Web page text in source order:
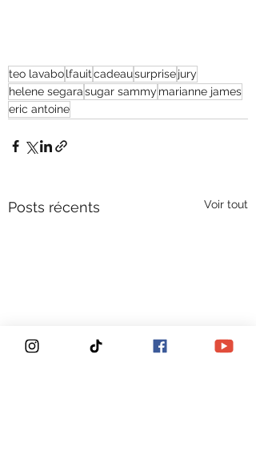
teo lavabolfauitcadeausurprisejury
helene segarasugar sammy marianne james
eric antoine
Posts récents Voir tout